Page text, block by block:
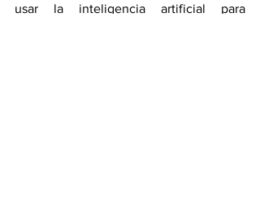
usar la inteligencia artificial para